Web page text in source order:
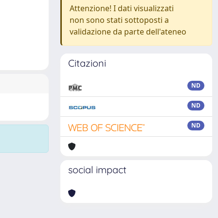
Attenzione! I dati visualizzati
non sono stati sottoposti a
validazione da parte dell'ateneo
Citazioni
ND
ND
ND
social impact